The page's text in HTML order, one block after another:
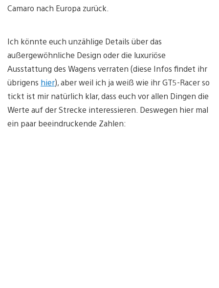
Camaro nach Europa zurück.
Ich könnte euch unzählige Details über das
außergewöhnliche Design oder die luxuriöse
Ausstattung des Wagens verraten (diese Infos findet ihr
übrigens hier), aber weil ich ja weiß wie ihr GT5-Racer so
tickt ist mir natürlich klar, dass euch vor allen Dingen die
Werte auf der Strecke interessieren. Deswegen hier mal
ein paar beeindruckende Zahlen: